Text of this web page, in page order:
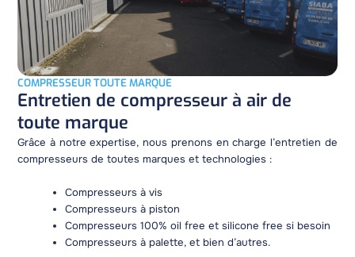
COMPRESSEUR TOUTE MARQUE
Entretien de compresseur à air de
toute marque
Grâce à notre expertise, nous prenons en charge l’entretien de
compresseurs de toutes marques et technologies :
Compresseurs à vis
Compresseurs à piston
Compresseurs 100% oil free et silicone free si besoin
Compresseurs à palette, et bien d’autres.